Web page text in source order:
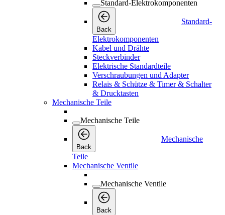
Standard-Elektrokomponenten
Back
Standard-
Elektrokomponenten
Kabel und Drähte
Steckverbinder
Elektrische Standardteile
Verschraubungen und Adapter
Relais & Schütze & Timer & Schalter
& Drucktasten
Mechanische Teile
Mechanische Teile
Back
Mechanische
Teile
Mechanische Ventile
Mechanische Ventile
Back